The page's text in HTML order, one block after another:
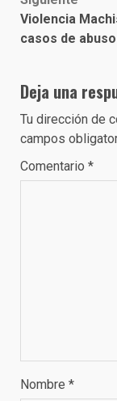
Violencia
casos de
Deja una
Tu dirección de
campos
Comentario *
Nombre *